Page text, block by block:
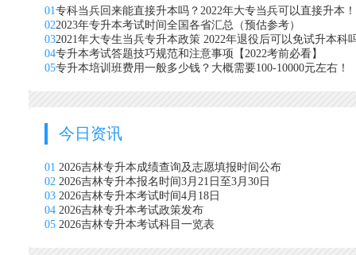
01专科当兵回来能直接升本吗？2022年大专当兵可以直接升本！
022023年专升本考试时间全国各省汇总（预估参考）
032021年大专生当兵专升本政策 2022年退役后可以免试升本科
04专升本考试答题技巧规范和注意事项【2022考前必看】
05专升本培训班费用一般多少钱？大概需要100-10000元左右！
今日资讯
01 2026吉林专升本成绩查询及志愿填报时间公布
02 2026吉林专升本报名时间3月21日至3月30日
03 2026吉林专升本考试时间4月18日
04 2026吉林专升本考试政策发布
05 2026吉林专升本考试科目一览表